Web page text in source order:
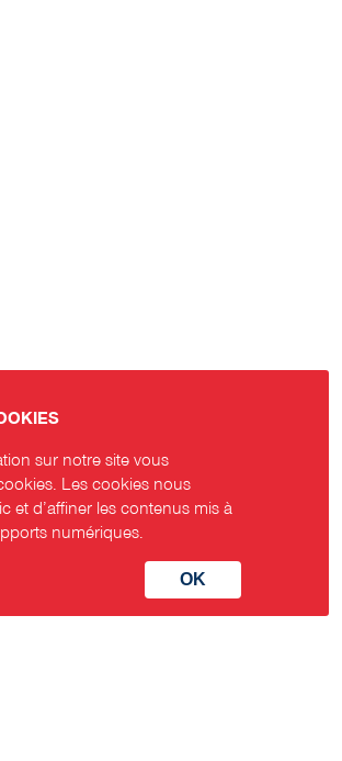
sur notre site vous
Les cookies nous
et d’affiner les contenus mis à
numériques.